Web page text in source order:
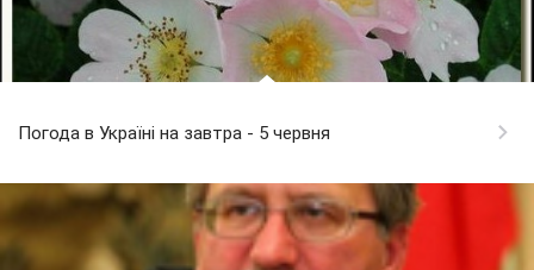
Погода в Україні на завтра - 5 червня